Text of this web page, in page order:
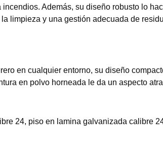
Además, su diseño robusto lo
limpieza y una gestión adecuada de
en cualquier entorno, su diseño
en polvo horneada le da un aspecto
24, piso en lamina galvanizada calibre